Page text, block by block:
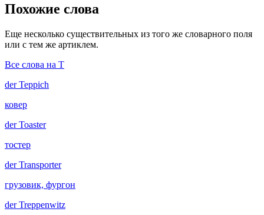
Похожие слова
Еще несколько существительных из того же словарного поля
или с тем же артиклем.
Все слова на T
derTeppich
ковер
derToaster
тостер
derTransporter
грузовик, фургон
derTreppenwitz